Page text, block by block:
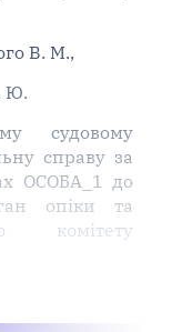
В. М.,
Ю.
судовому
справу за
ОСОБА_1 до
опіки та
комітету